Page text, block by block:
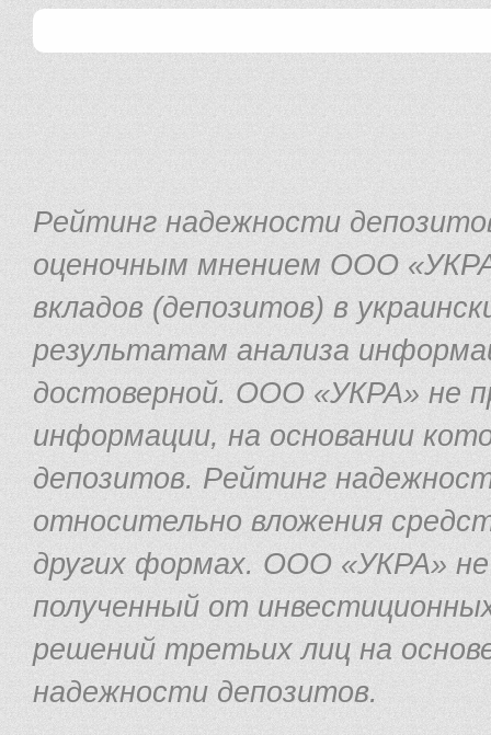
Рейтинг надежности
оценочным мнением ООО
вкладов (депозитов) в
результатам анализа
достоверной. ООО «УКРА» не
информации, на основании
депозитов. Рейтинг
относительно вложения
других формах. ООО «УКРА»
полученный от
решений третьих лиц на
надежности депозитов.